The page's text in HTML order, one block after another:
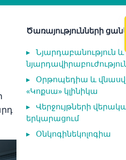
Ծառայությունների ցանկ
▸ Նյարդաբանություն և
▸ Օրթոպեդիա և
«Կոքսա» կլինիկա
▸ Վերջույթների
երկարացում
▸ Օնկոգինեկոլոգիա